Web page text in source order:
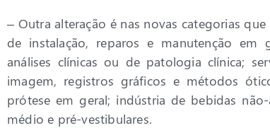
– Outra alteração é nas novas categorias
de instalação, reparos e manutenção em
análises clínicas ou de patologia clínica;
imagem, registros gráficos e métodos
prótese em geral; indústria de bebidas
médio e pré-vestibulares.